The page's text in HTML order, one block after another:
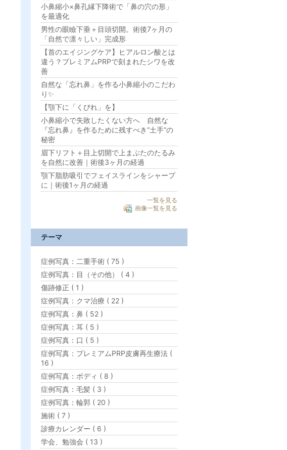
小鼻縮小×鼻孔縁下降術で「鼻の穴の形」
を最適化
男性の眼瞼下垂＋目頭切開。術後7ヶ月の
「自然で凛々しい」完成形
【首のエイジングケア】ヒアルロン酸とは
違う？プレミアムPRPで刻まれたシワを改
善
自然な「忘れ鼻」を作る小鼻縮小のこだわ
り✨
【顎下に「くびれ」を】
小鼻縮小で失敗したくない方へ 自然な
『忘れ鼻』を作るために残すべき“土手”の
秘密
眉下リフト＋目上切開で上まぶたのたるみ
を自然に改善｜術後3ヶ月の経過
顎下脂肪吸引でフェイスラインをシャープ
に｜術後1ヶ月の経過
一覧を見る
画像一覧を見る
テーマ
症例写真：二重手術 ( 75 )
症例写真：目（その他） ( 4 )
傷跡修正 ( 1 )
症例写真：クマ治療 ( 22 )
症例写真：鼻 ( 52 )
症例写真：耳 ( 5 )
症例写真：口 ( 5 )
症例写真：プレミアムPRP皮膚再生療法 (
16 )
症例写真：ボディ ( 8 )
症例写真：毛髪 ( 3 )
症例写真：輪郭 ( 20 )
施術 ( 7 )
診療カレンダー ( 6 )
学会、勉強会 ( 13 )